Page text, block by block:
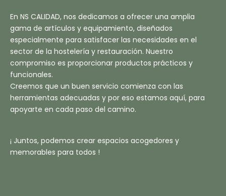
En NS CALIDAD, nos dedicamos a ofrecer una amplia
gama de artículos y equipamiento, diseñados
especialmente para satisfacer las necesidades en el
sector de la hostelería y restauración. Nuestro
compromiso es proporcionar productos prácticos y
funcionales.
Creemos que un buen servicio comienza con las
herramientas adecuadas y por eso estamos aquí, para
apoyarte en cada paso del camino.
¡ Juntos, podemos crear espacios acogedores y
memorables para todos !